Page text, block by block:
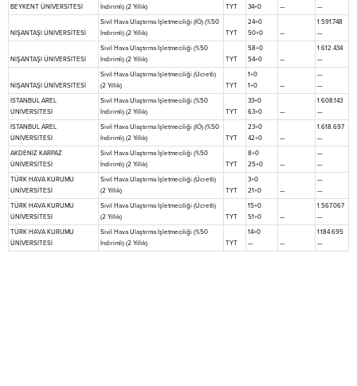
BEYKENT ÜNİVERSİTESİ
İndirimli) (2 Yıllık)
TYT
34+0
—
—
NİŞANTAŞI ÜNİVERSİTESİ
Sivil Hava Ulaştırma İşletmeciliği (İÖ) (%50
İndirimli) (2 Yıllık)
TYT
24+0
50+0
—
1.591.748
—
NİŞANTAŞI ÜNİVERSİTESİ
Sivil Hava Ulaştırma İşletmeciliği (%50
İndirimli) (2 Yıllık)
TYT
58+0
54+0
—
1.612.434
—
NİŞANTAŞI ÜNİVERSİTESİ
Sivil Hava Ulaştırma İşletmeciliği (Ücretli)
(2 Yıllık)
TYT
1+0
1+0
—
—
—
İSTANBUL AREL
ÜNİVERSİTESİ
Sivil Hava Ulaştırma İşletmeciliği (%50
İndirimli) (2 Yıllık)
TYT
33+0
63+0
—
1.608.143
—
İSTANBUL AREL
ÜNİVERSİTESİ
Sivil Hava Ulaştırma İşletmeciliği (İÖ) (%50
İndirimli) (2 Yıllık)
TYT
23+0
42+0
—
1.618.697
—
AKDENİZ KARPAZ
ÜNİVERSİTESİ
Sivil Hava Ulaştırma İşletmeciliği (%50
İndirimli) (2 Yıllık)
TYT
8+0
25+0
—
—
—
TÜRK HAVA KURUMU
ÜNİVERSİTESİ
Sivil Hava Ulaştırma İşletmeciliği (Ücretli)
(2 Yıllık)
TYT
3+0
21+0
—
—
—
TÜRK HAVA KURUMU
ÜNİVERSİTESİ
Sivil Hava Ulaştırma İşletmeciliği (Ücretli)
(2 Yıllık)
TYT
15+0
51+0
—
1.567.067
—
TÜRK HAVA KURUMU
ÜNİVERSİTESİ
Sivil Hava Ulaştırma İşletmeciliği (%50
İndirimli) (2 Yıllık)
TYT
14+0
—
—
1.184.695
—